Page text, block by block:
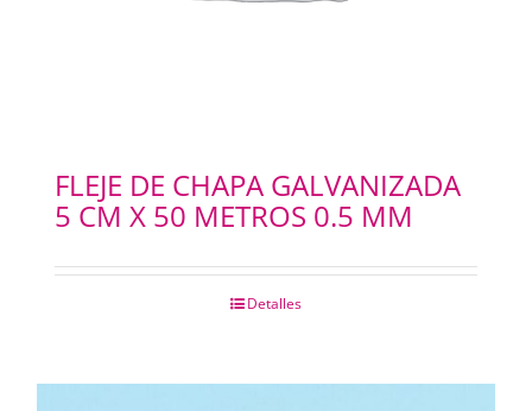
FLEJE DE CHAPA GALVANIZADA
5 CM X 50 METROS 0.5 MM
Detalles